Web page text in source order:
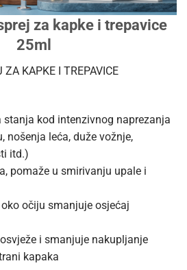
za kapke i trepavice
25ml
KAPKE I TREPAVICE
stanja kod intenzivnog naprezanja
nošenja leća, duže vožnje,
itd.)
pomaže u smirivanju upale i
očiju smanjuje osjećaj
i smanjuje nakupljanje
kapaka